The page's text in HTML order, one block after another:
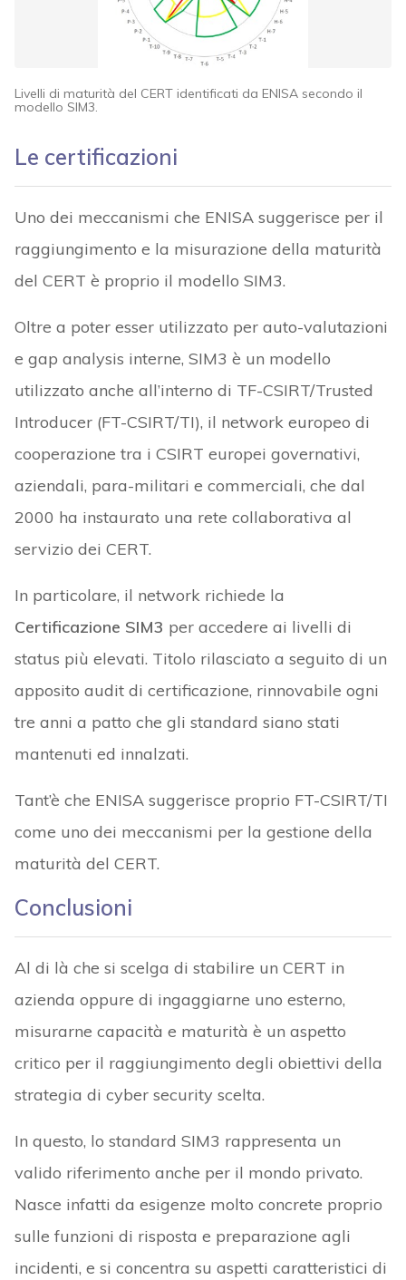
Livelli di maturità del CERT identificati da ENISA secondo il
modello SIM3.
Le certificazioni
Uno dei meccanismi che ENISA suggerisce per il
raggiungimento e la misurazione della maturità
del CERT è proprio il modello SIM3.
Oltre a poter esser utilizzato per auto-valutazioni
e gap analysis interne, SIM3 è un modello
utilizzato anche all’interno di TF-CSIRT/Trusted
Introducer (FT-CSIRT/TI), il network europeo di
cooperazione tra i CSIRT europei governativi,
aziendali, para-militari e commerciali, che dal
2000 ha instaurato una rete collaborativa al
servizio dei CERT.
In particolare, il network richiede la
Certificazione SIM3 per accedere ai livelli di
status più elevati. Titolo rilasciato a seguito di un
apposito audit di certificazione, rinnovabile ogni
tre anni a patto che gli standard siano stati
mantenuti ed innalzati.
Tant’è che ENISA suggerisce proprio FT-CSIRT/TI
come uno dei meccanismi per la gestione della
maturità del CERT.
Conclusioni
Al di là che si scelga di stabilire un CERT in
azienda oppure di ingaggiarne uno esterno,
misurarne capacità e maturità è un aspetto
critico per il raggiungimento degli obiettivi della
strategia di cyber security scelta.
In questo, lo standard SIM3 rappresenta un
valido riferimento anche per il mondo privato.
Nasce infatti da esigenze molto concrete proprio
sulle funzioni di risposta e preparazione agli
incidenti, e si concentra su aspetti caratteristici di